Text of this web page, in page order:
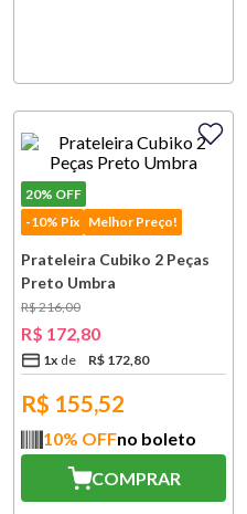
20% OFF
-10% Pix Melhor Preço!
Prateleira Cubiko 2 Peças
Preto Umbra
R$216,00
R$ 172,80
1x R$ 172,80
R$ 155,52
10% OFFno boleto
COMPRAR